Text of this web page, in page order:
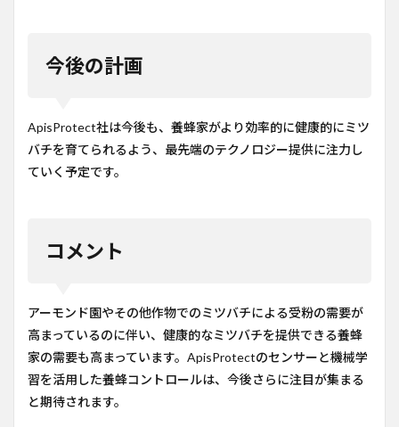
今後の計画
ApisProtect社は今後も、養蜂家がより効率的に健康的にミツ
バチを育てられるよう、最先端のテクノロジー提供に注力し
ていく予定です。
コメント
アーモンド園やその他作物でのミツバチによる受粉の需要が
高まっているのに伴い、健康的なミツバチを提供できる養蜂
家の需要も高まっています。ApisProtectのセンサーと機械学
習を活用した養蜂コントロールは、今後さらに注目が集まる
と期待されます。